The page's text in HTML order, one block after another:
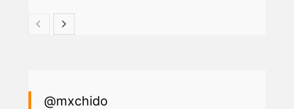
@mxchido